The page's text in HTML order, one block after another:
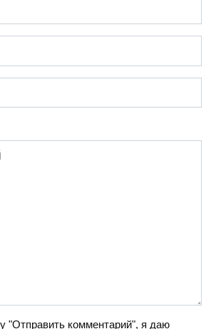
"Отправить комментарий", я даю